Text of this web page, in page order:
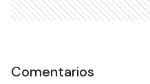
Comentarios